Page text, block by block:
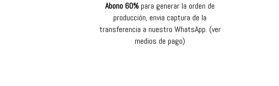
Abono 60% para generar la orden de
producción, envia captura de la
transferencia a nuestro WhatsApp. (ver
medios de pago)